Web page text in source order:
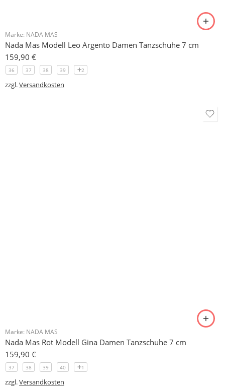
Nada Mas Rot Modell Martina Damen Tanzschuhe 7 cm
159,90€
36 37 38 39 3
zzgl.Versandkosten
36 37 38
zzgl. Versandkosten